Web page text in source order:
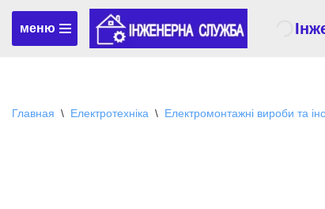
Перейти
меню
Главная \ Електротехніка \ Електромонтажні вироби та